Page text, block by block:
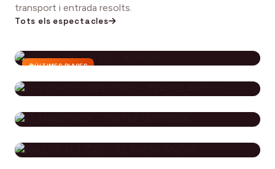
transport i entrada resolts.
Tots els espectacles
ÚLTIMES PLACES
CIRQUE DU SOLEIL - KURIOS
LOS CHICOS DEL CORO - TEATRE
APOLO
EL MAGO POP - TEATRE
VICTÒRIA